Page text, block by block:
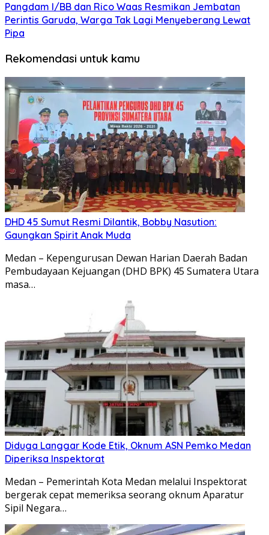
Pangdam I/BB dan Rico Waas Resmikan Jembatan
Perintis Garuda, Warga Tak Lagi Menyeberang Lewat
Pipa
Rekomendasi untuk kamu
DHD 45 Sumut Resmi Dilantik, Bobby Nasution:
Gaungkan Spirit Anak Muda
Medan – Kepengurusan Dewan Harian Daerah Badan
Pembudayaan Kejuangan (DHD BPK) 45 Sumatera Utara
masa…
Diduga Langgar Kode Etik, Oknum ASN Pemko Medan
Diperiksa Inspektorat
Medan – Pemerintah Kota Medan melalui Inspektorat
bergerak cepat memeriksa seorang oknum Aparatur
Sipil Negara…